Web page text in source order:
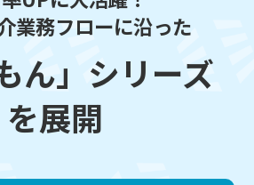
業務フローに沿った
ん」シリーズ
を展開